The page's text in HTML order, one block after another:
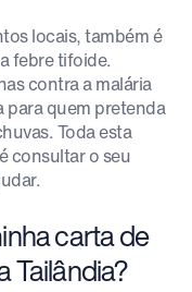
locais, também é
febre tifoide.
contra a malária
para quem pretenda
Toda esta
consultar o seu
carta de
Tailândia?